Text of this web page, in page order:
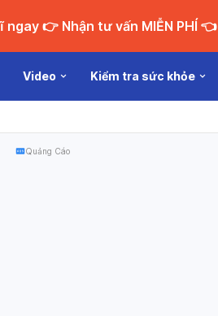
Chat với Bác sĩ ngay 👉 Nhận tư vấn MIỄN PHÍ 👈
Video Kiểm tra sức khỏe
Quảng Cáo